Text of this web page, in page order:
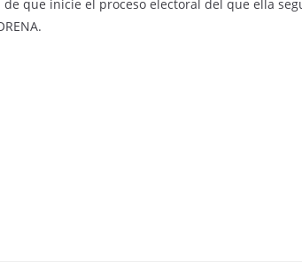
que inicie el proceso electoral del que ella